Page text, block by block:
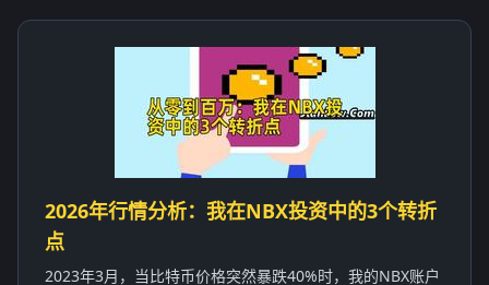
2026年行情分析：我在NBX投资中的3个转折
点
2023年3月，当比特币价格突然暴跌40%时，我的NBX账户